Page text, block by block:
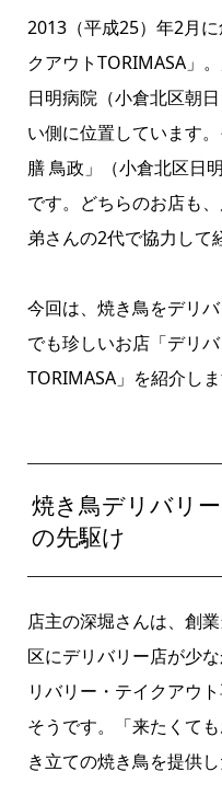
2013（平成25）年2月
クアウトTORIMASA」
日明病院（小倉北区朝
い側に位置しています
膳 鳥政」（小倉北区日
です。どちらのお店も
弟さんの2代で協力して
今回は、焼き鳥をデリ
でも珍しいお店「デリ
TORIMASA」を紹介しま
焼き鳥デリバリ
の先駆け
店主の深堀さんは、創
区にデリバリー店が少
リバリー・テイクアウ
そうです。「来たくて
き立ての焼き鳥を提供